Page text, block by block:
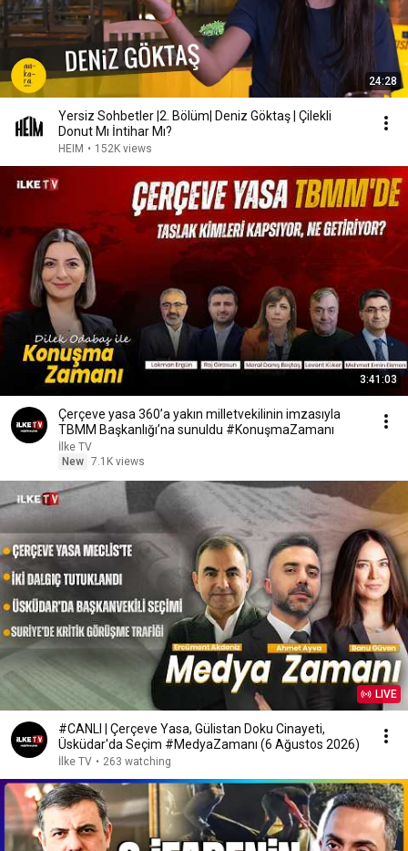
24:28
Yersiz Sohbetler |2. Bölüm| Deniz Göktaş | Çilekli
Donut Mı İntihar Mı?
HEIM • 152K views
3:41:03
Çerçeve yasa 360’a yakın milletvekilinin imzasıyla
TBMM Başkanlığı’na sunuldu #KonuşmaZamanı
İlke TV
New 7.1K views
LIVE
#CANLI | Çerçeve Yasa, Gülistan Doku Cinayeti,
Üsküdar'da Seçim #MedyaZamanı (6 Ağustos 2026)
İlke TV • 263 watching